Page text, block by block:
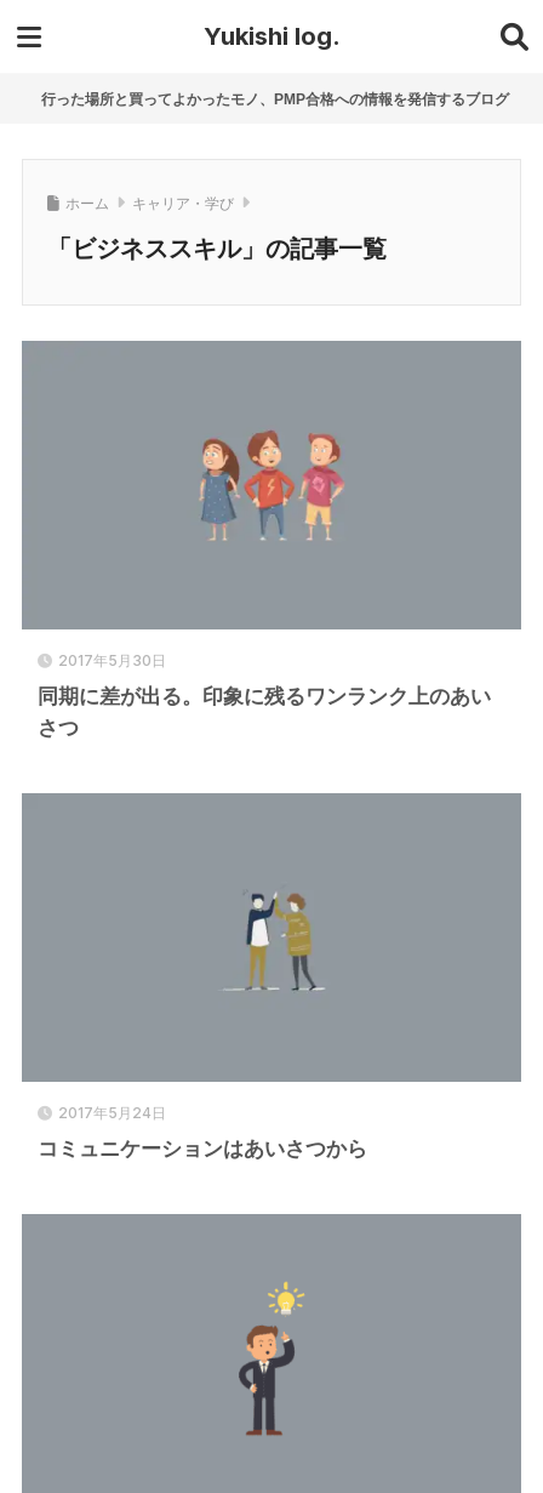
Yukishi log.
行った場所と買ってよかったモノ、PMP合格への情報を発信するブログ
ホーム キャリア・学び
「ビジネススキル」の記事一覧
2017年5月30日
同期に差が出る。印象に残るワンランク上のあい
さつ
2017年5月24日
コミュニケーションはあいさつから